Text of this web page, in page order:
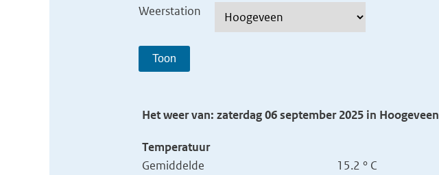
Weerstation
Toon
Het weer van: zaterdag 06 september 2025 in Hoogeveen
Temperatuur
Gemiddelde
15.2 ° C